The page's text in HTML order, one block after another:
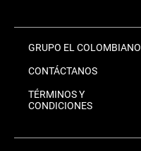
GRUPO EL COLOMBIANO
CONTÁCTANOS
TÉRMINOS Y
CONDICIONES